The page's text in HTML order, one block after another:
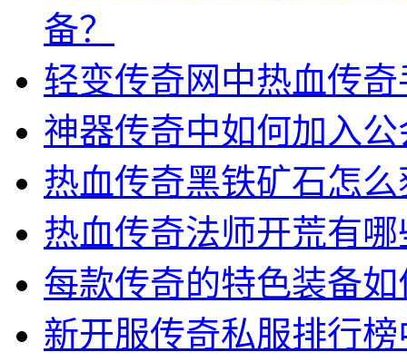
备？
轻变传奇网中热血传
神器传奇中如何加入公
热血传奇黑铁矿石怎
热血传奇法师开荒有
每款传奇的特色装备
新开服传奇私服排行